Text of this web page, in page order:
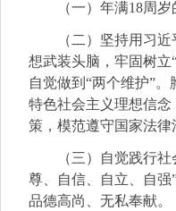
（一）年满18周
（二）坚持用习
想武装头脑，牢固树立
自觉做到“两个维护”
特色社会主义理想信
策，模范遵守国家法律
（三）自觉践行
尊、自信、自立、自强
品德高尚、无私奉献。